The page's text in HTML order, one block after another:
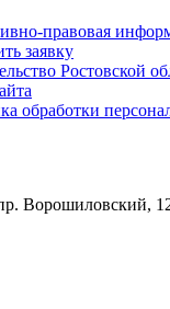
правовая
заявку
Ростовской
обработки
Ворошиловский,